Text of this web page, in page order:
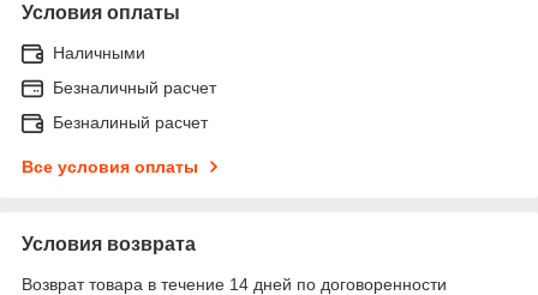
Условия оплаты
Наличными
Безналичный расчет
Безналиный расчет
Все условия оплаты
Условия возврата
Возврат товара в течение 14 дней по договоренности